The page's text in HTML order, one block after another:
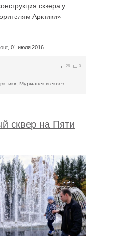
сквера у
Арктики»
, 01 июля 2016
26 0
Мурманск и сквер
сквер на Пяти